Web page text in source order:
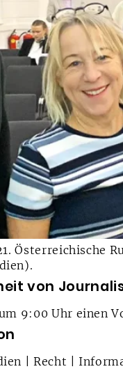
von
9:00 Uhr einen
| Recht |